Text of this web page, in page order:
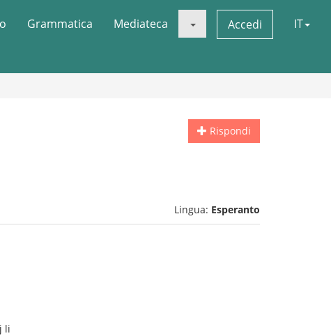
Grammatica Mediateca Accedi IT
Rispondi
Lingua: Esperanto
li